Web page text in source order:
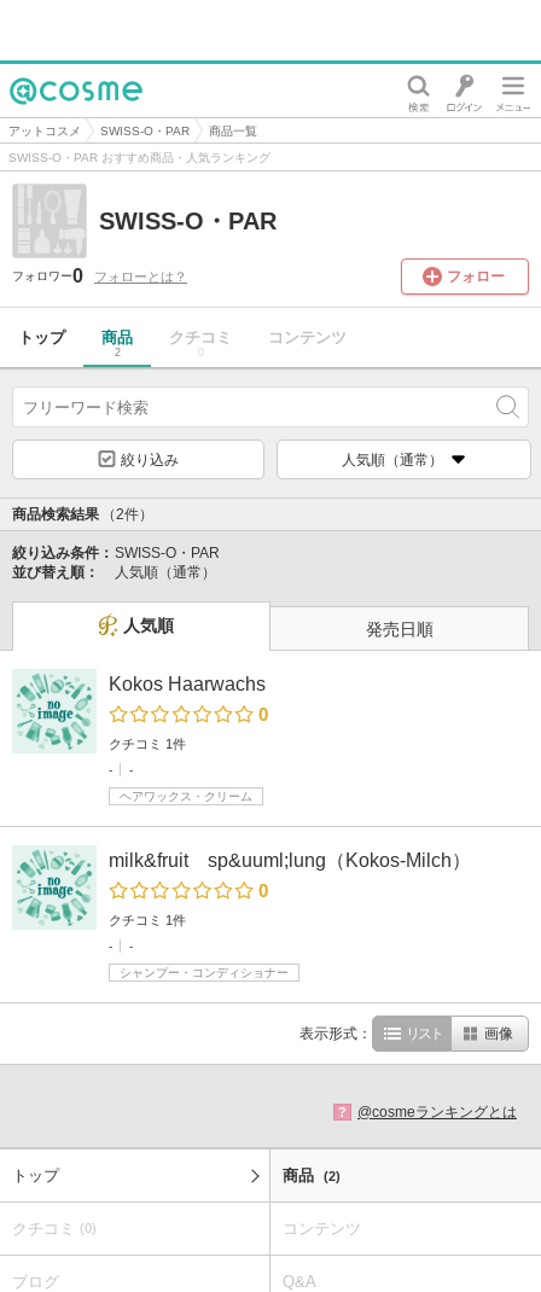
@cosme
アットコスメ SWISS‐O・PAR
商品一覧
SWISS‐O・PAR おすすめ商品・人気ランキング
SWISS‐O・PAR
フォロワー0 フォローとは？ フォロー
トップ 商品
2
クチコミ
0
コンテンツ
絞り込み 人気順（通常）
商品検索結果 （2件）
絞り込み条件： SWISS‐O・PAR
並び替え順：
人気順（通常）
人気順 発売日順
Kokos Haarwachs
0
クチコミ 1件
-
-
ヘアワックス・クリーム
milk&fruit sp&uuml;lung（Kokos‐Milch）
0
クチコミ 1件
-
-
シャンプー・コンディショナー
表示形式： リスト 画像
? @cosmeランキングとは
トップ 商品 (2)
クチコミ (0) コンテンツ
ブログ Q&A